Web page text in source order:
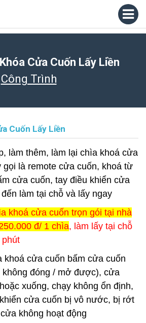
Cửa Cuốn Lấy Liền
Công Trình
Cuốn Lấy Liền
làm thêm, làm lại chìa khoá cửa
gọi là remote cửa cuốn, khoá từ
cửa cuốn, tay điều khiển cửa
làm tại chỗ và lấy ngay
khoá cửa cuốn trọn gói tại nhà
đ/ 1 chìa, làm lấy tại chỗ
phút
khoá cửa cuốn bấm cửa cuốn
không đóng / mở được), cửa
xuống, chạy không ổn định,
cửa cuốn bị vô nước, bị rớt
không hoạt động